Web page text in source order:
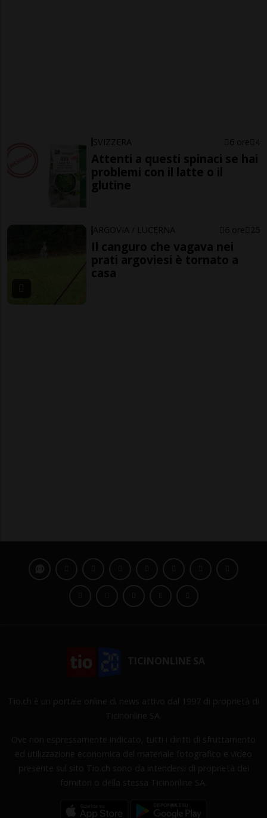
SVIZZERA 6 ore 4
Attenti a questi spinaci se hai
problemi con il latte o il
glutine
ARGOVIA / LUCERNA 6 ore 25
Il canguro che vagava nei
prati argoviesi è tornato a
casa